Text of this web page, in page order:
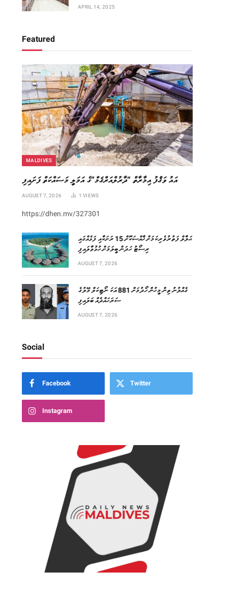
APRIL 14, 2025
Featured
MALDIVES
އައު ވަޤްފު އިމާރާތް “ދާރުލްއަރްޤަމް”ގެ އަމަލީ މަސައްކަތް ފަށައިފި
AUGUST 7, 2026 1VIEWS
https://dhen.mv/327301
ޙަލާލް ފަތުރުވެރިކަމަށް ޚާއްސަކޮށް 15 ރަށަކާއި ފަޅެއްގައި
ރިސޯޓު ހަދަން ބީލަމަށް ހުޅުވާލައިފި
AUGUST 7, 2026
ގެއްލުނު ތިން މީހުން ހޯދުމަށް 881 އަކަ ނޯޓިކަލް މޭލުގެ
ސަރަހައްދެއް ބަލައިފި
AUGUST 7, 2026
Social
Facebook Twitter
Instagram